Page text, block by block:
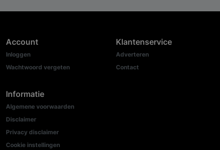
Account
Inloggen
Wachtwoord vergeten
Informatie
Algemene voorwaarden
Disclaimer
Privacy disclaimer
Cookie instellingen
Klantenservice
Adverteren
Contact